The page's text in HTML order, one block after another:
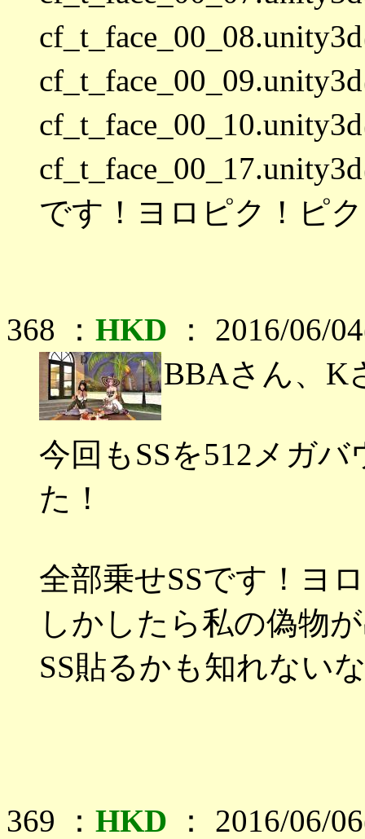
です！ヨロピク！ピ
368 ： HKD ： 2016/06/
BBAさん、K
今回もSSを512メガ
た！
全部乗せSSです！ヨ
しかしたら私の偽物
SS貼るかも知れない
369 ： HKD ： 2016/06/